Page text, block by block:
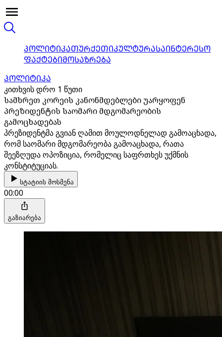
ᲞᲝᲚᲘᲢᲘᲙᲐᲗᲣᲠᲥᲔᲗᲘᲙᲣᲚᲢᲣᲠᲐᲡᲐᲘᲜᲢᲔᲠᲔᲡᲝ
ᲤᲐᲥᲢᲔᲑᲘᲛᲝᲡᲐᲖᲠᲔᲑᲐ
ᲞᲝᲚᲘᲢᲘᲙᲐ
კითხვის დრო 1 წუთი
სამხრეთ კორეის კანონმდებლები უარყოფენ
პრეზიდენტის საომარი მდგომარეობის
გამოცხადებას
პრეზიდენტმა გვიან ღამით მოულოდნელად გამოაცხადა,
რომ საომარი მდგომარეობა გამოაცხადა, რათა
შეეზღუდა ოპოზიცია, რომელიც საფრთხეს უქმნის
კონსტიტუციას.
სტატიის მოსმენა
00:00
გაზიარება